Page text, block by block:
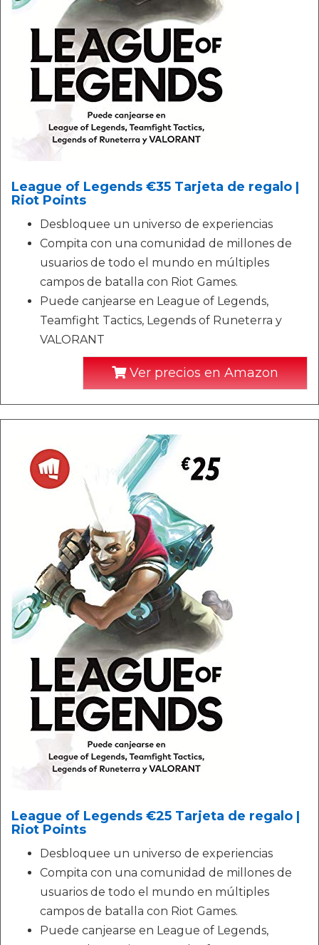
League of Legends €35 Tarjeta de regalo |
Riot Points
Desbloquee un universo de experiencias
Compita con una comunidad de millones de
usuarios de todo el mundo en múltiples
campos de batalla con Riot Games.
Puede canjearse en League of Legends,
Teamfight Tactics, Legends of Runeterra y
VALORANT
Ver precios en Amazon
League of Legends €25 Tarjeta de regalo |
Riot Points
Desbloquee un universo de experiencias
Compita con una comunidad de millones de
usuarios de todo el mundo en múltiples
campos de batalla con Riot Games.
Puede canjearse en League of Legends,